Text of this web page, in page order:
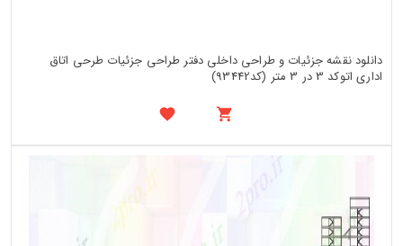
دانلود نقشه جزئیات و طراحی داخلی دفتر طراحی جزئیات طرحی اتاق
اداری اتوکد 3 در 3 متر (کد93442)